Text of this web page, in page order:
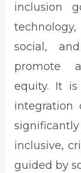
inclusion
social,
promote
equity. It
integration
inclusive,
guided by